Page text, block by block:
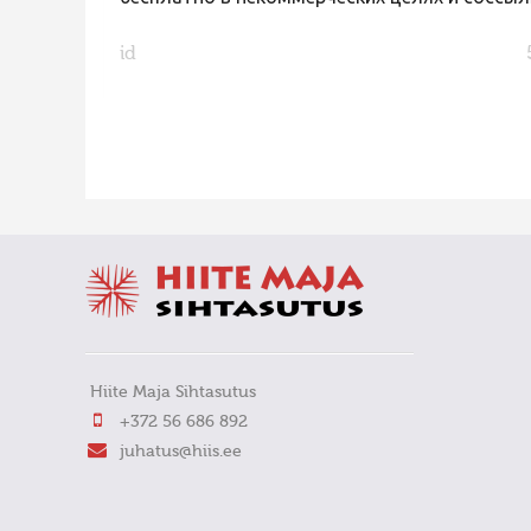
id
Hiite Maja Sihtasutus
+372 56 686 892
juhatus@hiis.ee